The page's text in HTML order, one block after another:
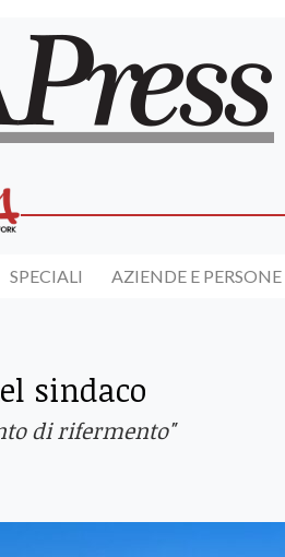
SPECIALI AZIENDE E PERSONE
sindaco
di rifermento"